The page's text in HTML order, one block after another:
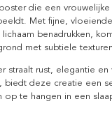
die een vrouwelijke
Met fijne,
benadrukken,
met subtiele
straalt rust, elegantie en
biedt deze creatie een
te hangen in een